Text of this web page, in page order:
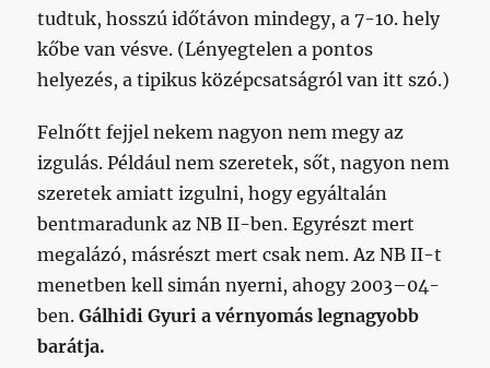
tudtuk, hosszú időtávon mindegy, a 7-10. hely
kőbe van vésve. (Lényegtelen a pontos
helyezés, a tipikus középcsatságról van itt szó.)
Felnőtt fejjel nekem nagyon nem megy az
izgulás. Például nem szeretek, sőt, nagyon nem
szeretek amiatt izgulni, hogy egyáltalán
bentmaradunk az NB II-ben. Egyrészt mert
megalázó, másrészt mert csak nem. Az NB II-t
menetben kell simán nyerni, ahogy 2003–04-
ben.Gálhidi Gyuri a vérnyomás legnagyobb
barátja.